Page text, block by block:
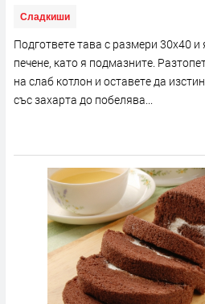
Сладкиши
Подгответе тава с размери 30х40 и
печене, като я подмазните.
на слаб котлон и оставете да
със захарта до побелява...